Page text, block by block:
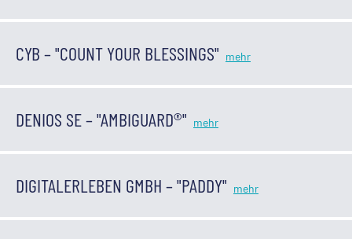
CYB – "COUNT YOUR BLESSINGS"
DENIOS SE – "AMBIGUARD®"
DIGITALERLEBEN GMBH – "PADDY"